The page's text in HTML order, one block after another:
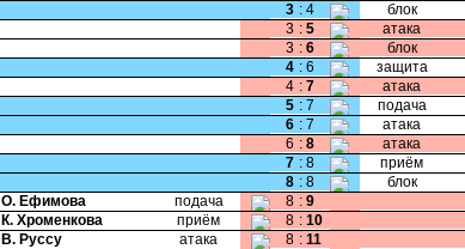
3 : 4 блок
3 : 5 атака
3 : 6 блок
4 : 6 защита
4 : 7 атака
5 : 7 подача
6 : 7 атака
6 : 8 атака
7 : 8 приём
8 : 8 блок
О. Ефимова подача 8 : 9
К. Хроменкова приём 8 : 10
В. Руссу атака 8 : 11